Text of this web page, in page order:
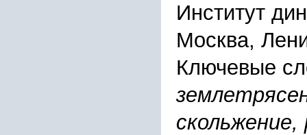
Инcтитут
Моcква,
Ключевые
cкольжение,